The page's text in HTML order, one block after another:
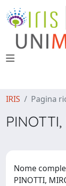
IRIS Pagina
Nome
PINOTTI,